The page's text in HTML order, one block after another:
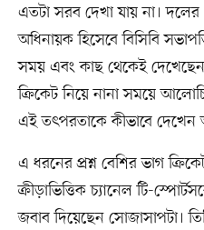
এতটা সরব দেখা যায় না।
অধিনায়ক হিসেবে বিসিবি
সময় এবং কাছ থেকেই
ক্রিকেট নিয়ে নানা সময়ে
এই তৎপরতাকে কীভাবে দেখেন
এ ধরনের প্রশ্ন বেশির ভাগ
ক্রীড়াভিত্তিক চ্যানেল টি-
জবাব দিয়েছেন সোজাসাপটা।